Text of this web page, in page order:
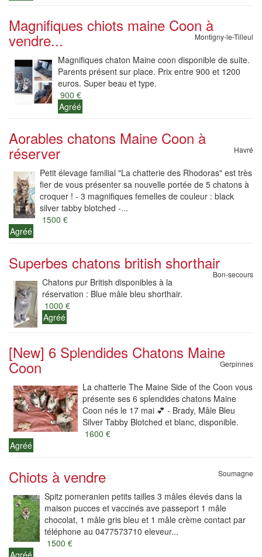
Magnifiques chiots maine Coon à
vendre... Montigny-le-Tilleul
Magnifiques chaton Maine coon disponible de suite.
Parents présent sur place. Prix entre 900 et 1200
euros. Super beau et type.
900 €
Agréé
Aorables chatons Maine Coon à
réserver Havré
Petit élevage familial "La chatterie des Rhodoras" est très
fier de vous présenter sa nouvelle portée de 5 chatons à
croquer ! - 3 magnifiques femelles de couleur : black
silver tabby blotched -...
1500 €
Agréé
Superbes chatons british shorthair
Bon-secours
Chatons pur British disponibles à la
réservation : Blue mâle bleu shorthair.
1000 €
Agréé
[New] 6 Splendides Chatons Maine
Coon Gerpinnes
La chatterie The Maine Side of the Coon vous
présente ses 6 splendides chatons Maine
Coon nés le 17 mai 💕 - Brady, Mâle Bleu
Silver Tabby Blotched et blanc, disponible.
1600 €
Agréé
Chiots à vendre Soumagne
Spitz pomeranien petits tailles 3 mâles élevés dans la
maison pucces et vaccinés ave passeport 1 mâle
chocolat, 1 mâle gris bleu et 1 mâle crème contact par
téléphone au 0477573710 eleveur...
1500 €
Agréé